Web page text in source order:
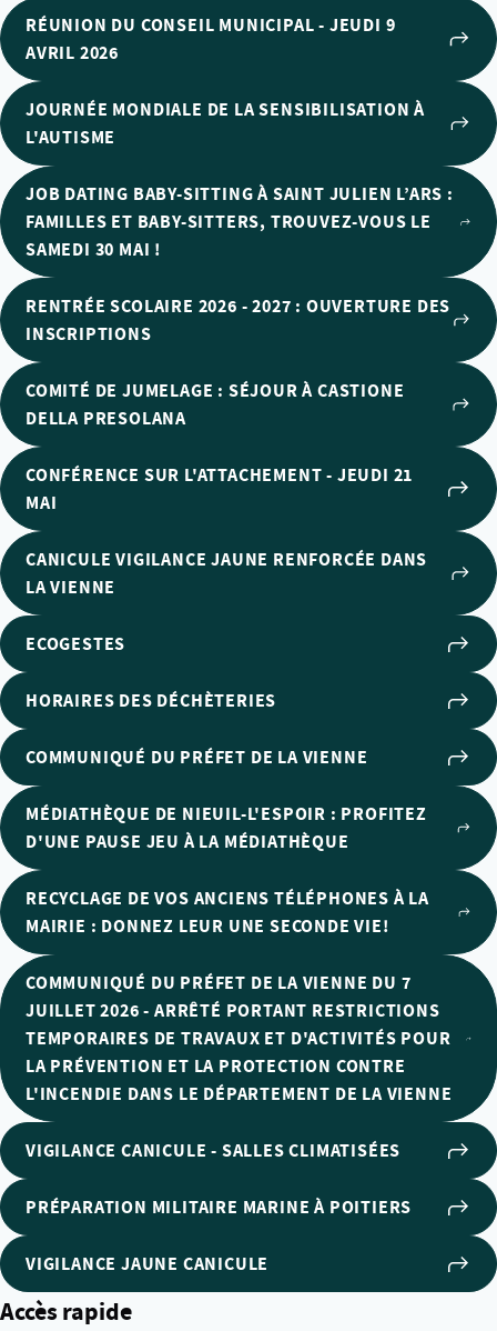
RÉUNION DU CONSEIL MUNICIPAL - JEUDI 9
AVRIL 2026
JOURNÉE MONDIALE DE LA SENSIBILISATION À
L'AUTISME
JOB DATING BABY-SITTING À SAINT JULIEN L’ARS :
FAMILLES ET BABY-SITTERS, TROUVEZ-VOUS LE
SAMEDI 30 MAI !
RENTRÉE SCOLAIRE 2026 - 2027 : OUVERTURE DES
INSCRIPTIONS
COMITÉ DE JUMELAGE : SÉJOUR À CASTIONE
DELLA PRESOLANA
CONFÉRENCE SUR L'ATTACHEMENT - JEUDI 21
MAI
CANICULE VIGILANCE JAUNE RENFORCÉE DANS
LA VIENNE
ECOGESTES
HORAIRES DES DÉCHÈTERIES
COMMUNIQUÉ DU PRÉFET DE LA VIENNE
MÉDIATHÈQUE DE NIEUIL-L'ESPOIR : PROFITEZ
D'UNE PAUSE JEU À LA MÉDIATHÈQUE
RECYCLAGE DE VOS ANCIENS TÉLÉPHONES À LA
MAIRIE : DONNEZ LEUR UNE SECONDE VIE!
COMMUNIQUÉ DU PRÉFET DE LA VIENNE DU 7
JUILLET 2026 - ARRÊTÉ PORTANT RESTRICTIONS
TEMPORAIRES DE TRAVAUX ET D'ACTIVITÉS POUR
LA PRÉVENTION ET LA PROTECTION CONTRE
L'INCENDIE DANS LE DÉPARTEMENT DE LA VIENNE
VIGILANCE CANICULE - SALLES CLIMATISÉES
PRÉPARATION MILITAIRE MARINE À POITIERS
VIGILANCE JAUNE CANICULE
Accès rapide